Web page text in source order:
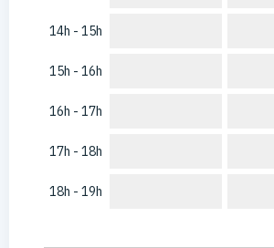
14h - 15h
15h - 16h
16h - 17h
17h - 18h
18h - 19h